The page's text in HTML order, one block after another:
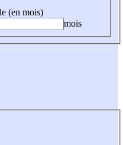
(en mois)
mois